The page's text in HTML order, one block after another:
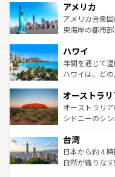
ンツ一覧を参照
の建物がその
博物館もあり
ことができる
ば市内交通費無料
着のスイス情
アメリカ
アメリカ合衆
東海岸の都市
のような巨大
ンメントが詰
西部には大自
部のニューオ
文化が魅力。
しみながら、
ならではの贅沢な旅のス
情報はコンテ
ハワイ
年間を通じて
ハワイは、ど
ワイ島は見逃
島だが、静か
おすすめ。エ
れるおもてな
人々、おいし
ク、伝統的な
オーストラ
オーストラリ
シドニーのシ
リアリーフや
ク）、タスマ
ど、見どころ
台湾
日本から約４
自然が織りな